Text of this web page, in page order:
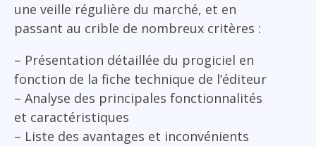
une veille régulière du marché, et en
passant au crible de nombreux critères :
– Présentation détaillée du progiciel en
fonction de la fiche technique de l’éditeur
– Analyse des principales fonctionnalités
et caractéristiques
– Liste des avantages et inconvénients